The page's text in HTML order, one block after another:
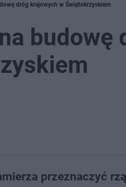
dróg krajowych w Świętokrzyskiem
budowę
przeznaczyć